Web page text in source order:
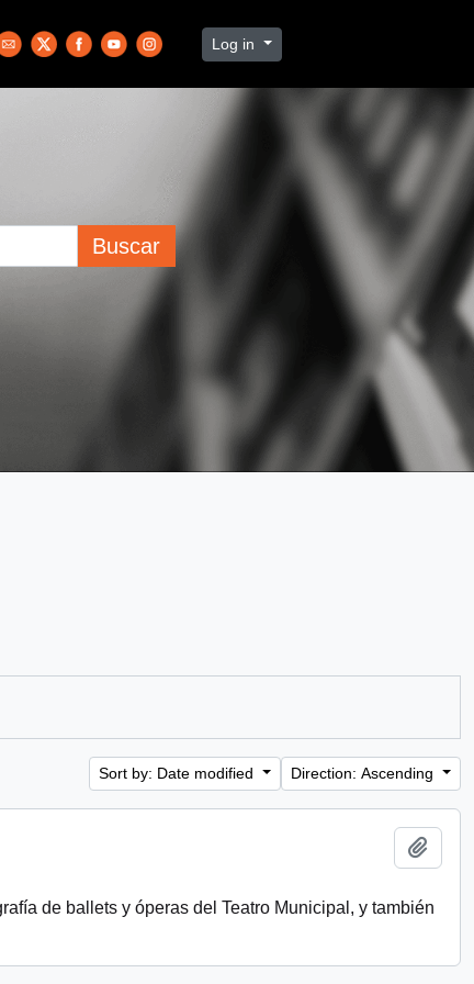
Log in
Buscar
Sort by: Date modified Direction: Ascending
de ballets y óperas del Teatro Municipal, y también